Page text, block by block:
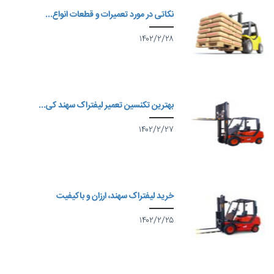
نکاتی در مورد تعمیرات و قطعات انواع...
۱۴۰۲/۲/۲۸
بهترین تکنسین تعمیر لیفتراک سهند کی...
۱۴۰۲/۲/۲۷
خرید لیفتراک سهند، ارزان و باکیفیت
۱۴۰۲/۲/۲۵